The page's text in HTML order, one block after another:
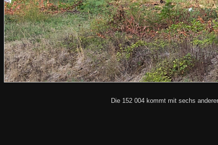
Die 152 004 kommt mit sechs